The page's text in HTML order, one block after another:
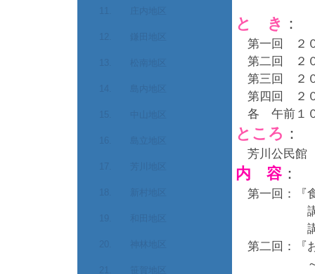
と き ：
第一回 ２
第二回 ２０
第三回 ２０
第四回 ２
各 午前１０
ところ ：
芳川公民館
内 容 ：
第一回：『
講師：
講師：
第二回：『
～パン